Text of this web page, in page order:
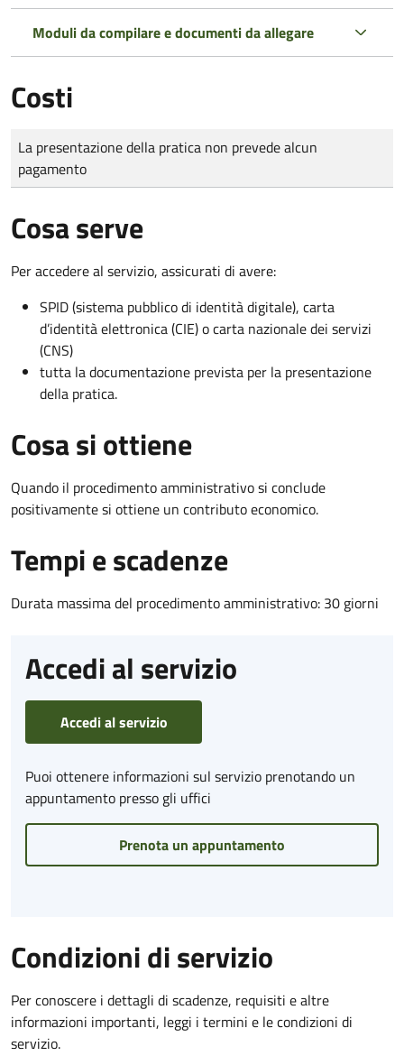
Moduli da compilare e documenti da allegare
Costi
Tipo di pagamento
Importo
La presentazione della pratica non prevede alcun
pagamento
Cosa serve
Per accedere al servizio, assicurati di avere:
SPID (sistema pubblico di identità digitale), carta
d’identità elettronica (CIE) o carta nazionale dei servizi
(CNS)
tutta la documentazione prevista per la presentazione
della pratica.
Cosa si ottiene
Quando il procedimento amministrativo si conclude
positivamente si ottiene un contributo economico.
Tempi e scadenze
Durata massima del procedimento amministrativo: 30 giorni
Accedi al servizio
Accedi al servizio
Puoi ottenere informazioni sul servizio prenotando un
appuntamento presso gli uffici
Prenota un appuntamento
Condizioni di servizio
Per conoscere i dettagli di scadenze, requisiti e altre
informazioni importanti, leggi i termini e le condizioni di
servizio.